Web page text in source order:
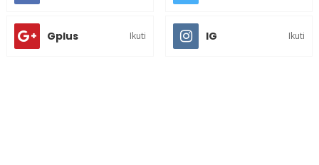
Gplus Ikuti IG Ikuti